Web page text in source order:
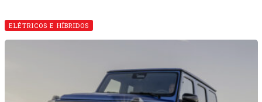
ELÉTRICOS E HÍBRIDOS